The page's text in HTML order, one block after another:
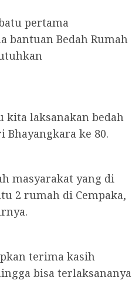
pertama
bantuan Bedah Rumah
laksanakan bedah
ke 80.
masyarakat yang di
2 rumah di Cempaka,
terima kasih
bisa terlaksananya